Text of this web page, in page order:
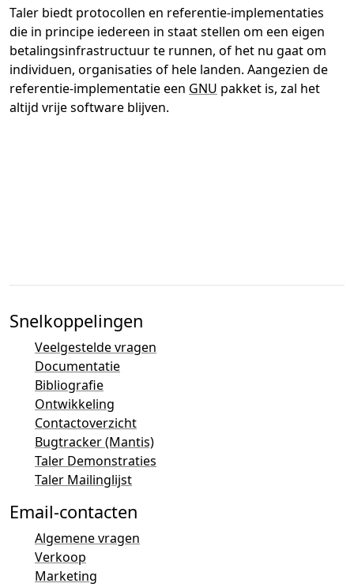
Taler biedt protocollen en referentie-implementaties
die in principe iedereen in staat stellen om een eigen
betalingsinfrastructuur te runnen, of het nu gaat om
individuen, organisaties of hele landen. Aangezien de
referentie-implementatie een GNU pakket is, zal het
altijd vrije software blijven.
Snelkoppelingen
Veelgestelde vragen
Documentatie
Bibliografie
Ontwikkeling
Contactoverzicht
Bugtracker (Mantis)
Taler Demonstraties
Taler Mailinglijst
Email-contacten
Algemene vragen
Verkoop
Marketing